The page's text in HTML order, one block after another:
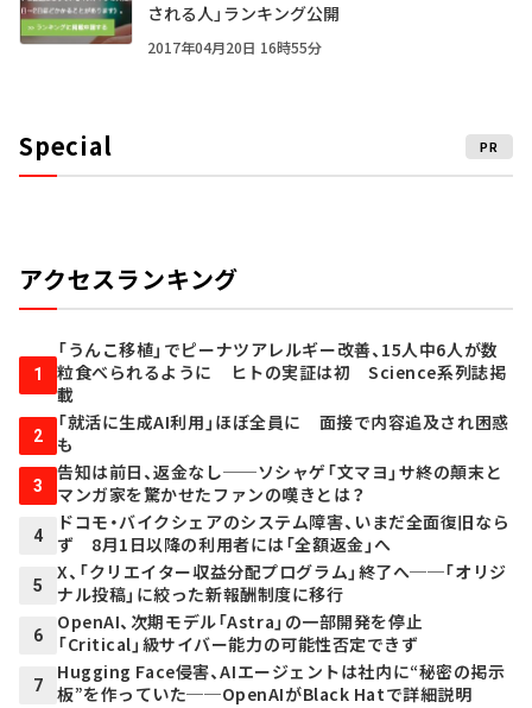
される人」ランキング公開
2017年04月20日 16時55分
Special PR
アクセスランキング
1
「うんこ移植」でピーナツアレルギー改善、15人中6人が数
粒食べられるように ヒトの実証は初 Science系列誌掲
載
2
「就活に生成AI利用」ほぼ全員に 面接で内容追及され困惑
も
3
告知は前日、返金なし──ソシャゲ「文マヨ」サ終の顛末と
マンガ家を驚かせたファンの嘆きとは？
4
ドコモ・バイクシェアのシステム障害、いまだ全面復旧なら
ず 8月1日以降の利用者には「全額返金」へ
5
X、「クリエイター収益分配プログラム」終了へ──「オリジ
ナル投稿」に絞った新報酬制度に移行
6
OpenAI、次期モデル「Astra」の一部開発を停止
「Critical」級サイバー能力の可能性否定できず
7
Hugging Face侵害、AIエージェントは社内に“秘密の掲示
板”を作っていた──OpenAIがBlack Hatで詳細説明